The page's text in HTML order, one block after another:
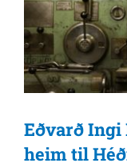
Eðvarð
heim til